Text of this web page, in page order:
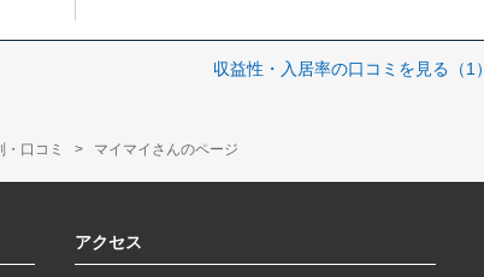
収益性・入居率の口コミを見る（1）
口コミ マイマイさんのページ
アクセス